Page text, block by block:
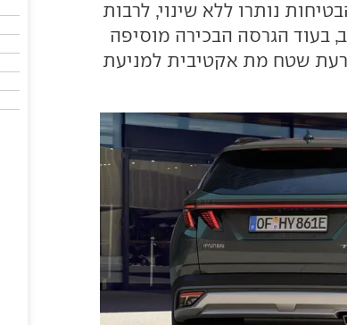
נותרו ללא שינוי, לרבות
בעוד הגרסה הבכירה מוסיפה
שטח מת אקטיבית למניעת